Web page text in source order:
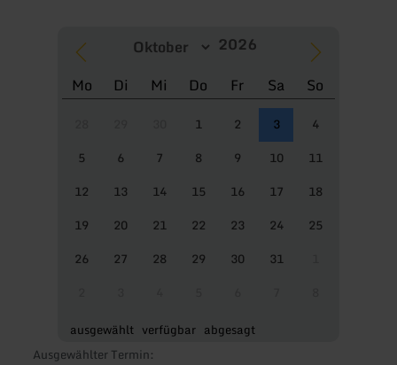
Mo Di Mi Do Fr Sa So
1 2 3
4
5
6 7 8 9 10
11
12
13 14 15 16 17
18
19
20 21 22 23 24
25
26
27 28 29 30 31
ausgewählt verfügbar abgesagt
Ausgewählter Termin: